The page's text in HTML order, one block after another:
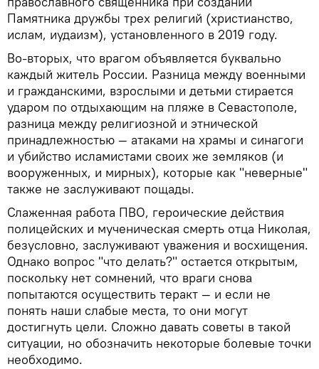
Памятника дружбы трех религий (христианство,
ислам, иудаизм), установленного в 2019 году.
Во-вторых, что врагом объявляется буквально
каждый житель России. Разница между военными
и гражданскими, взрослыми и детьми стирается
ударом по отдыхающим на пляже в Севастополе,
разница между религиозной и этнической
принадлежностью — атаками на храмы и синагоги
и убийство исламистами своих же земляков (и
вооруженных, и мирных), которые как "неверные"
также не заслуживают пощады.
Слаженная работа ПВО, героические действия
полицейских и мученическая смерть отца Николая,
безусловно, заслуживают уважения и восхищения.
Однако вопрос "что делать?" остается открытым,
поскольку нет сомнений, что враги снова
попытаются осуществить теракт — и если не
понять наши слабые места, то они могут
достигнуть цели. Сложно давать советы в такой
ситуации, но обозначить некоторые болевые точки
необходимо.